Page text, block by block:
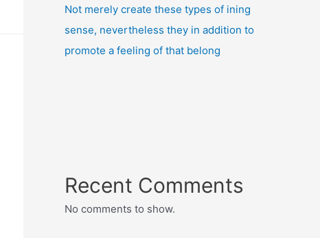
Not merely create these types of ining
sense, nevertheless they in addition to
promote a feeling of that belong
Recent Comments
No comments to show.